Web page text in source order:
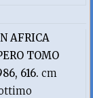
AFRICA
TOMO
616.cm